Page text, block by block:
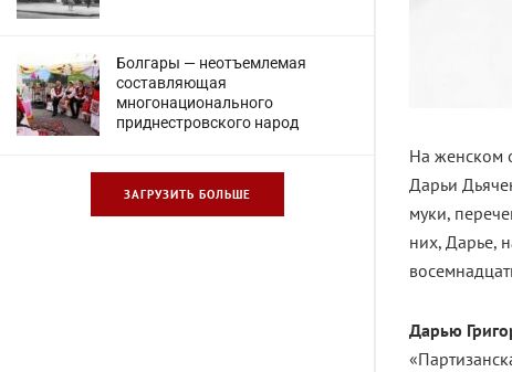
Болгары — неотъемлемая
составляющая
многонационального
приднестровского народ
ЗАГРУЗИТЬ БОЛЬШЕ
На женском
Дарьи
муки,
них, Дарье,
Дарью